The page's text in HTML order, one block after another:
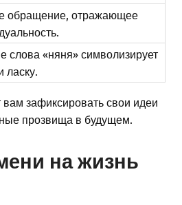
обращение, отражающее
слова «няня» символизирует
ласку.
зафиксировать свои идеи
прозвища в будущем.
на жизнь